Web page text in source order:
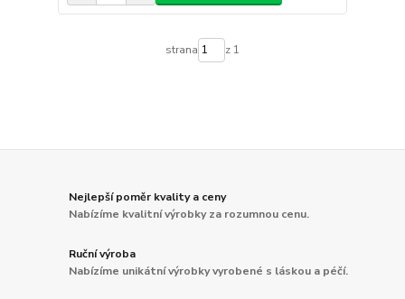
strana z 1
Nejlepší poměr kvality a ceny
Nabízíme kvalitní výrobky za rozumnou cenu.
Ruční výroba
Nabízíme unikátní výrobky vyrobené s láskou a péčí.